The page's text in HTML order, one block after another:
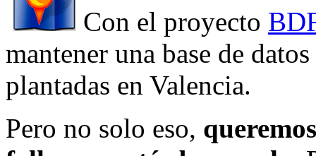
Con el proyecto
mantener una base de
plantadas en Valencia.
Pero no solo eso,